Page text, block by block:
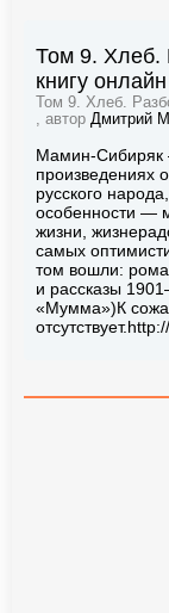
Том 9. Хлеб.
книгу онлайн
Том 9. Хлеб.
, автор Дмитрий
Мамин-Сибиряк
произведениях
русского
особенности —
жизни,
самых
том вошли:
и рассказы
«Мумма»)К